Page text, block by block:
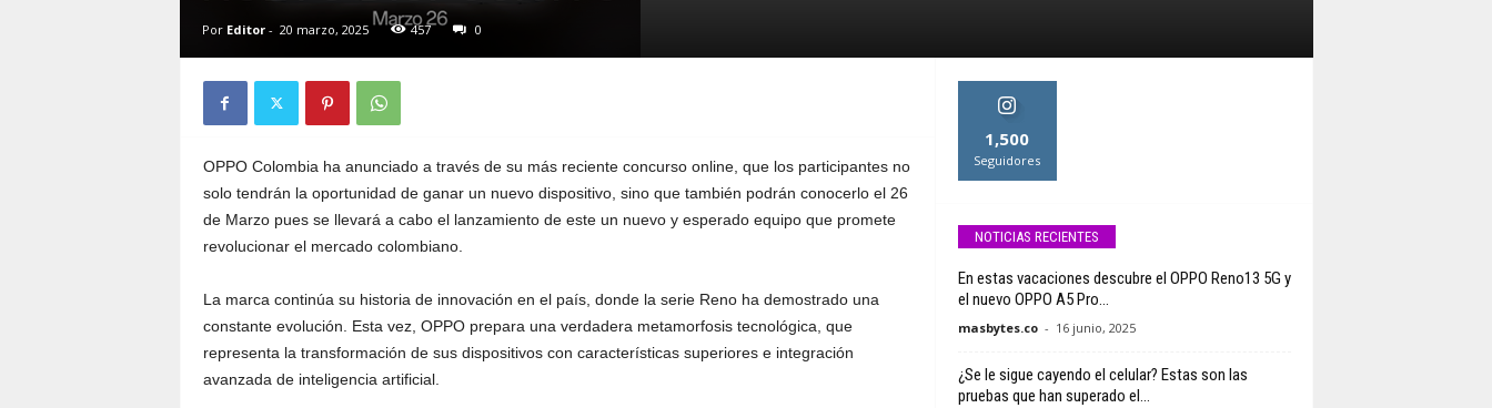
Por Editor- 20 marzo, 2025 457 0
OPPO Colombia ha anunciado a través de su más reciente concurso online, que los participantes no
solo tendrán la oportunidad de ganar un nuevo dispositivo, sino que también podrán conocerlo el 26
de Marzo pues se llevará a cabo el lanzamiento de este un nuevo y esperado equipo que promete
revolucionar el mercado colombiano.
La marca continúa su historia de innovación en el país, donde la serie Reno ha demostrado una
constante evolución. Esta vez, OPPO prepara una verdadera metamorfosis tecnológica, que
representa la transformación de sus dispositivos con características superiores e integración
avanzada de inteligencia artificial.
1,500
Seguidores
NOTICIAS RECIENTES
En estas vacaciones descubre el OPPO Reno13 5G y
el nuevo OPPO A5 Pro...
masbytes.co - 16 junio, 2025
¿Se le sigue cayendo el celular? Estas son las
pruebas que han superado el...